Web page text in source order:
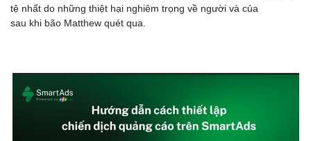
tệ nhất do những thiệt hại nghiêm trọng về người và của
sau khi bão Matthew quét qua.